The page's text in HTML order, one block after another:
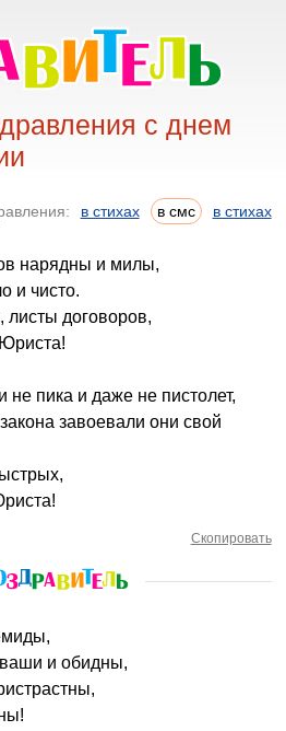
с днем
в стихах в смс в стихах
нарядны и милы,
и чисто.
договоров,
пика и даже не пистолет,
завоевали они свой
Скопировать
и обидны,